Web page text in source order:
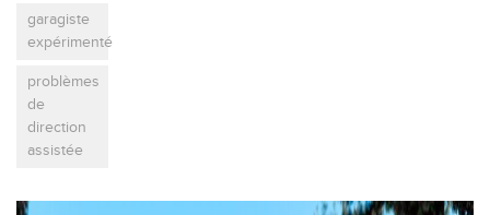
garagiste
expérimenté
problèmes
de
direction
assistée